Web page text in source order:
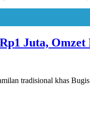
Juta,
tradisional khas